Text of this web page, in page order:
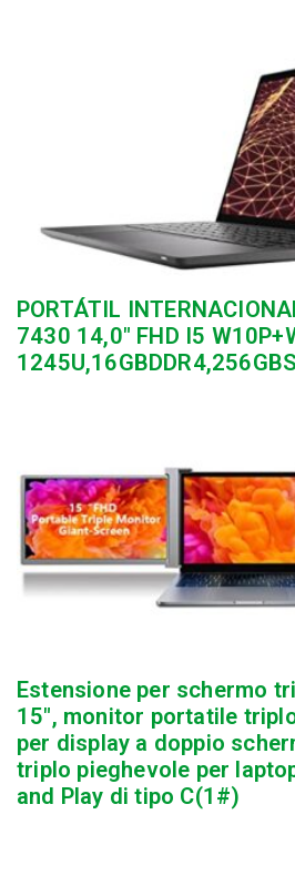
PORTÁTIL
7430 14,0″ FHD I5
Estensione per schermo
15″, monitor portatile
per display a doppio
triplo pieghevole per
and Play di tipo C(1#)